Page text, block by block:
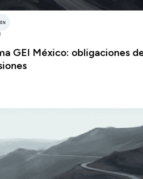
GEI México: obligaciones